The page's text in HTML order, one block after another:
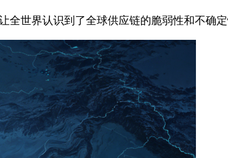
世界认识到了全球供应链的脆弱性和不确定